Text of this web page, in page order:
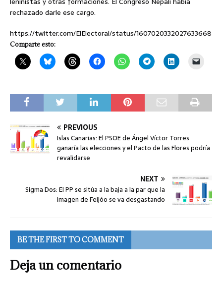
rechazado darle ese cargo.
https://twitter.com/ElElectoral/status/1607020332027633668
Comparte esto:
PREVIOUS
Islas Canarias: El PSOE de Ángel Víctor Torres
ganaría las elecciones y el Pacto de las Flores podría
revalidarse
NEXT
Sigma Dos: El PP se sitúa a la baja a la par que la
imagen de Feijóo se va desgastando
BE THE FIRST TO COMMENT
Deja un comentario